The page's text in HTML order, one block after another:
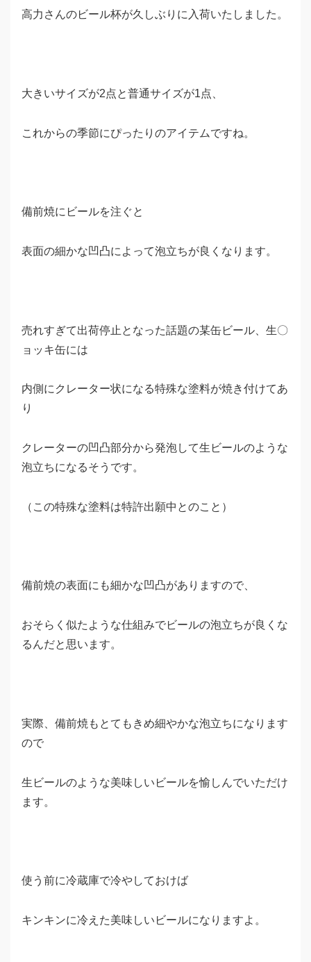
高力さんのビール杯が久しぶりに入荷いたしました。
大きいサイズが2点と普通サイズが1点、
これからの季節にぴったりのアイテムですね。
備前焼にビールを注ぐと
表面の細かな凹凸によって泡立ちが良くなります。
売れすぎて出荷停止となった話題の某缶ビール、生〇
ョッキ缶には
内側にクレーター状になる特殊な塗料が焼き付けてあ
り
クレーターの凹凸部分から発泡して生ビールのような
泡立ちになるそうです。
（この特殊な塗料は特許出願中とのこと）
備前焼の表面にも細かな凹凸がありますので、
おそらく似たような仕組みでビールの泡立ちが良くな
るんだと思います。
実際、備前焼もとてもきめ細やかな泡立ちになります
ので
生ビールのような美味しいビールを愉しんでいただけ
ます。
使う前に冷蔵庫で冷やしておけば
キンキンに冷えた美味しいビールになりますよ。